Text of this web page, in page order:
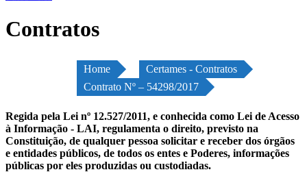
Contratos
Home
Certames - Contratos
Contrato Nº – 54298/2017
Regida pela Lei nº 12.527/2011, e conhecida como Lei de Acesso
à Informação - LAI, regulamenta o direito, previsto na
Constituição, de qualquer pessoa solicitar e receber dos órgãos
e entidades públicos, de todos os entes e Poderes, informações
públicas por eles produzidas ou custodiadas.